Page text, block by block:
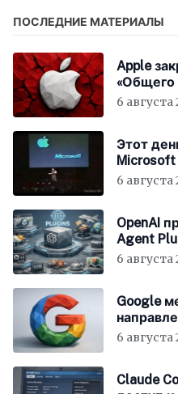
ПОСЛЕДНИЕ МАТЕРИАЛЫ
Apple
«Общего
6 августа
Этот
Microsoft
6 августа
OpenAI
Agent
6 августа
Google
6 августа
Claude